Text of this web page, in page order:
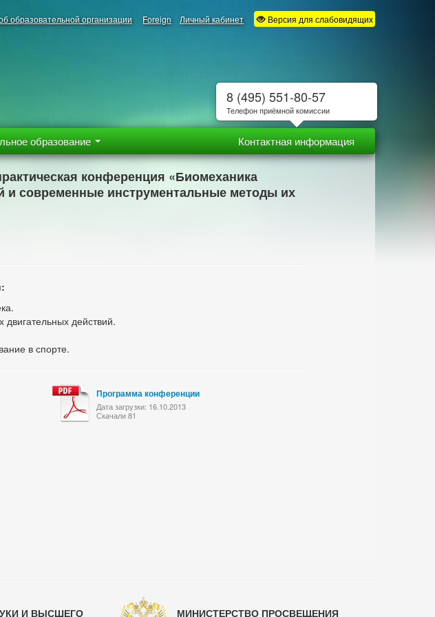
образовательной организации Foreign Личный кабинет Версия для слабовидящих
образование Контактная информация
конференция «Биомеханика
и современные инструментальные методы их
действий.
в спорте.
Программа конференции
Дата загрузки: 16.10.2013
Скачали 81
И ВЫСШЕГО МИНИСТЕРСТВО ПРОСВЕЩЕНИЯ
8 (495) 551-80-57
Телефон приёмной комиссии